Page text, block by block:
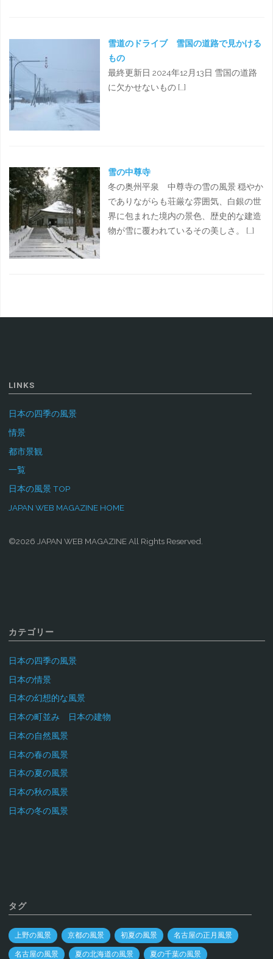
雪道のドライブ 雪国の道路で見かける
もの
最終更新日 2024年12月13日 雪国の道路
に欠かせないもの […]
雪の中尊寺
冬の奥州平泉 中尊寺の雪の風景 穏やか
でありながらも荘厳な雰囲気、白銀の世
界に包まれた境内の景色、歴史的な建造
物が雪に覆われているその美しさ。 […]
LINKS
日本の四季の風景
情景
都市景観
一覧
日本の風景 TOP
JAPAN WEB MAGAZINE HOME
©2026 JAPAN WEB MAGAZINE All Rights Reserved.
カテゴリー
日本の四季の風景
日本の情景
日本の幻想的な風景
日本の町並み 日本の建物
日本の自然風景
日本の春の風景
日本の夏の風景
日本の秋の風景
日本の冬の風景
タグ
上野の風景 京都の風景 初夏の風景 名古屋の正月風景
名古屋の風景 夏の北海道の風景 夏の千葉の風景